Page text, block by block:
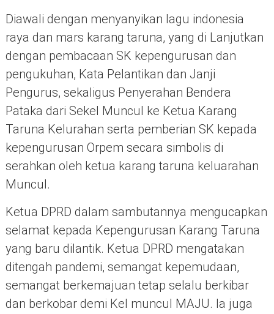
Diawali dengan menyanyikan lagu indonesia
raya dan mars karang taruna, yang di Lanjutkan
dengan pembacaan SK kepengurusan dan
pengukuhan, Kata Pelantikan dan Janji
Pengurus, sekaligus Penyerahan Bendera
Pataka dari Sekel Muncul ke Ketua Karang
Taruna Kelurahan serta pemberian SK kepada
kepengurusan Orpem secara simbolis di
serahkan oleh ketua karang taruna keluarahan
Muncul.
Ketua DPRD dalam sambutannya mengucapkan
selamat kepada Kepengurusan Karang Taruna
yang baru dilantik. Ketua DPRD mengatakan
ditengah pandemi, semangat kepemudaan,
semangat berkemajuan tetap selalu berkibar
dan berkobar demi Kel muncul MAJU. Ia juga